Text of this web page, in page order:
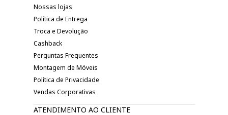
Nossas lojas
Política de Entrega
Troca e Devolução
Cashback
Perguntas Frequentes
Montagem de Móveis
Política de Privacidade
Vendas Corporativas
ATENDIMENTO AO CLIENTE